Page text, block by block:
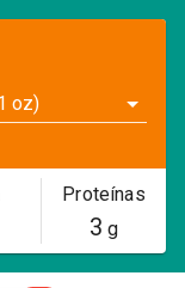
oz)
Proteínas
3 g